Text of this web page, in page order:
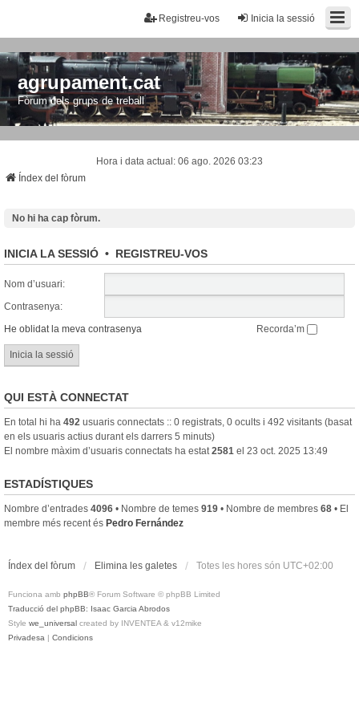
Inicia la sessió
Registreu-vos
agrupament.cat
Fòrum dels grups de treball
Hora i data actual: 06 ago. 2026 03:23
Índex del fòrum
No hi ha cap fòrum.
INICIA LA SESSIÓ • REGISTREU-VOS
Nom d’usuari:
Contrasenya:
He oblidat la meva contrasenya
Recorda’m
QUI ESTÀ CONNECTAT
En total hi ha 492 usuaris connectats :: 0 registrats, 0 ocults i 492 visitants (basat
en els usuaris actius durant els darrers 5 minuts)
El nombre màxim d’usuaris connectats ha estat 2581 el 23 oct. 2025 13:49
ESTADÍSTIQUES
Nombre d’entrades 4096 • Nombre de temes 919 • Nombre de membres 68 • El
membre més recent és Pedro Fernández
Índex del fòrum Elimina les galetes Totes les hores són UTC+02:00
Funciona amb phpBB® Forum Software © phpBB Limited
Traducció del phpBB: Isaac Garcia Abrodos
Style we_universal created by INVENTEA & v12mike
Privadesa | Condicions